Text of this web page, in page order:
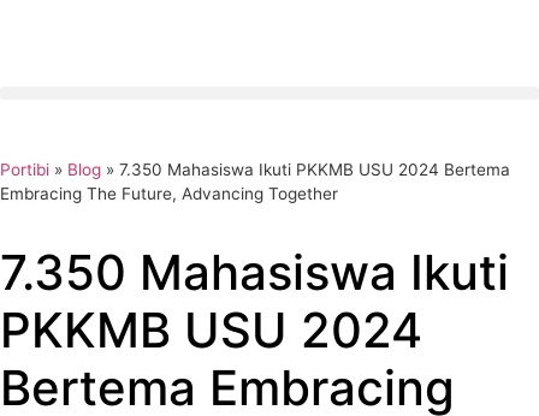
Portibi » Blog » 7.350 Mahasiswa Ikuti PKKMB USU 2024 Bertema
Embracing The Future, Advancing Together
7.350 Mahasiswa Ikuti
PKKMB USU 2024
Bertema Embracing